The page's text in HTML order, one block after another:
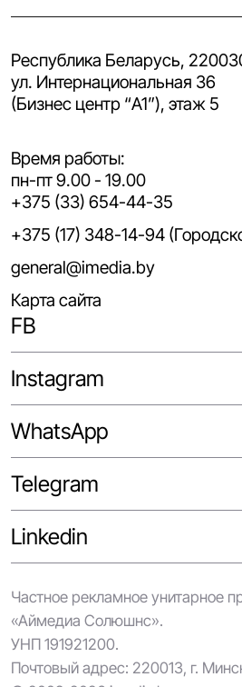
Республика Беларусь,
ул. Интернациональная 36
(Бизнес центр “A1”), этаж 5
Время работы:
пн-пт 9.00 - 19.00
+375 (33) 654-44-35
+375 (17) 348-14-94
general@imedia.by
Карта сайта
FB
Instagram
WhatsApp
Telegram
Linkedin
Частное рекламное унитарное
«Аймедиа Солюшнс».
УНП 191921200.
Почтовый адрес: 220013, г.